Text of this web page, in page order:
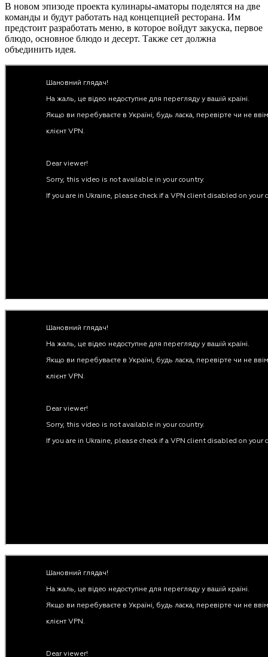
В новом эпизоде проекта кулинары-аматоры поделятся на две
команды и будут работать над концепцией ресторана. Им
предстоит разработать меню, в которое войдут закуска, первое
блюдо, основное блюдо и десерт. Также сет должна
объединить идея.